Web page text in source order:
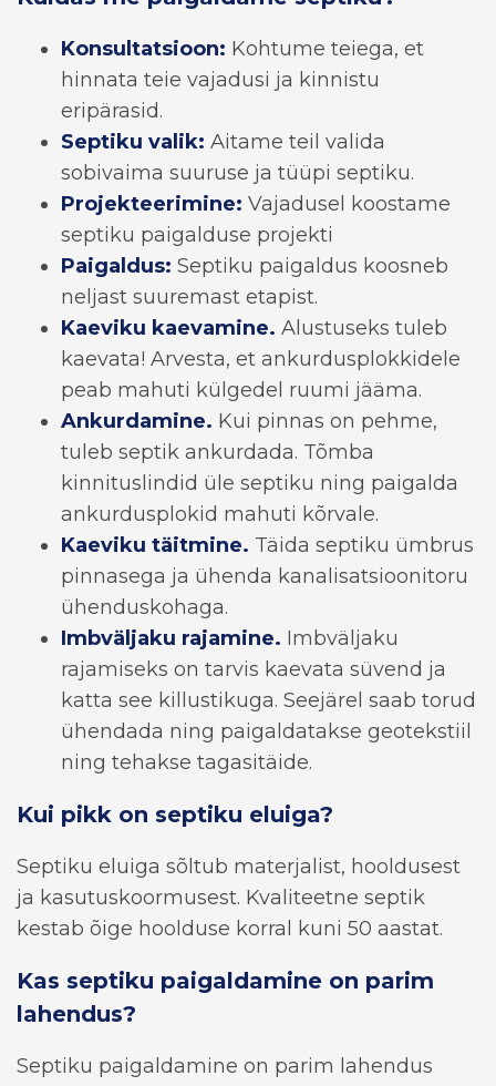
Konsultatsioon: Kohtume teiega, et
hinnata teie vajadusi ja kinnistu
eripärasid.
Septiku valik: Aitame teil valida
sobivaima suuruse ja tüüpi septiku.
Projekteerimine: Vajadusel koostame
septiku paigalduse projekti
Paigaldus: Septiku paigaldus koosneb
neljast suuremast etapist.
Kaeviku kaevamine. Alustuseks tuleb
kaevata! Arvesta, et ankurdusplokkidele
peab mahuti külgedel ruumi jääma.
Ankurdamine. Kui pinnas on pehme,
tuleb septik ankurdada. Tõmba
kinnituslindid üle septiku ning paigalda
ankurdusplokid mahuti kõrvale.
Kaeviku täitmine. Täida septiku ümbrus
pinnasega ja ühenda kanalisatsioonitoru
ühenduskohaga.
Imbväljaku rajamine. Imbväljaku
rajamiseks on tarvis kaevata süvend ja
katta see killustikuga. Seejärel saab torud
ühendada ning paigaldatakse geotekstiil
ning tehakse tagasitäide.
Kui pikk on septiku eluiga?
Septiku eluiga sõltub materjalist, hooldusest
ja kasutuskoormusest. Kvaliteetne septik
kestab õige hoolduse korral kuni 50 aastat.
Kas septiku paigaldamine on parim
lahendus?
Septiku paigaldamine on parim lahendus